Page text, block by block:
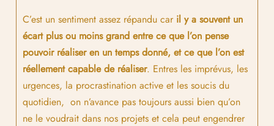
C’est un sentiment assez répandu car il y a souvent un
écart plus ou moins grand entre ce que l’on pense
pouvoir réaliser en un temps donné, et ce que l’on est
réellement capable de réaliser. Entres les imprévus, les
urgences, la procrastination active et les soucis du
quotidien, on n’avance pas toujours aussi bien qu’on
ne le voudrait dans nos projets et cela peut engendrer